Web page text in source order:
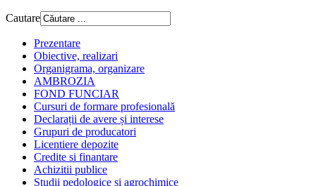
Cautare
Prezentare
Obiective, realizari
Organigrama, organizare
AMBROZIA
FOND FUNCIAR
Cursuri de formare profesională
Declarații de avere și interese
Grupuri de producatori
Licentiere depozite
Credite si finantare
Achizitii publice
Studii pedologice si agrochimice